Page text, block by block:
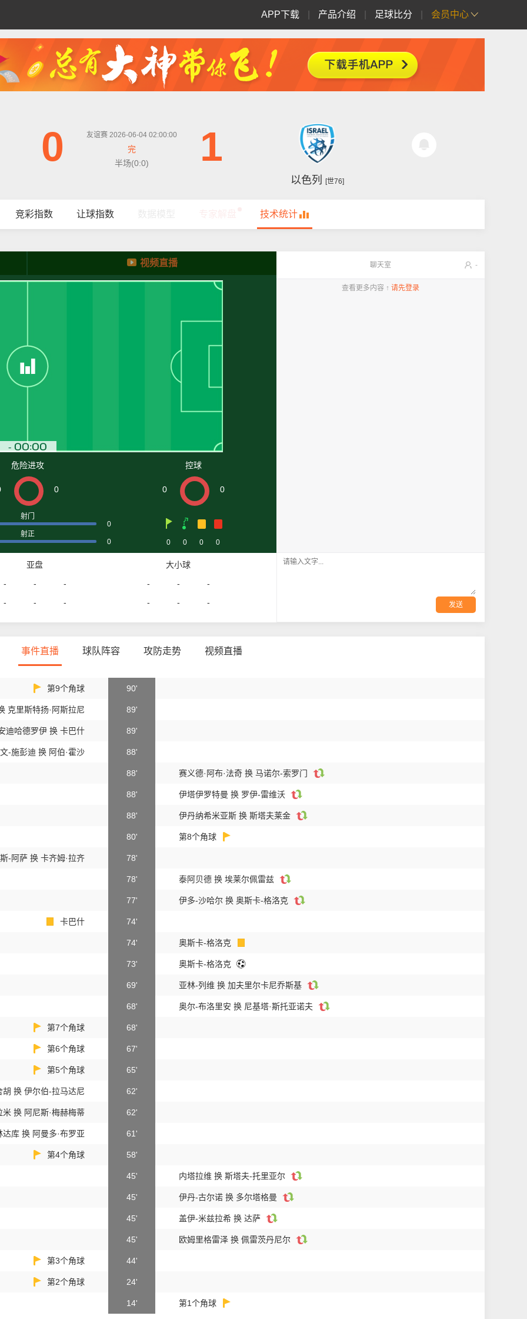
APP下载 产品介绍 足球比分 会员中心
0 1
友谊赛 2026-06-04 02:00:00
完
半场(0:0)
以色列 [世76]
竞彩指数 让球指数 技术统计
视频直播
危险进攻
0
0
射门
0
射正
控球
0 0
0 0 0 0
亚盘
-
-
-
-
- -
大小球
-
-
-
-
- -
聊天室 -
查看更多内容 ↑ 请先登录
发送
事件直播 球队阵容 攻防走势 视频直播
第9个角球 90'
克里斯特扬·阿斯拉尼 89'
迪哈德罗伊 换 卡巴什 89'
-施彭迪 换 阿伯·霍沙 88'
赛义德·阿布·法奇 换 马诺尔-索罗门
88'
伊塔伊罗特曼 换 罗伊-雷维沃
88'
伊丹纳希米亚斯 换 斯塔夫莱金
88'
第8个角球
80'
-阿萨 换 卡齐姆·拉齐 78'
泰阿贝德 换 埃莱尔佩雷兹
78'
伊多-沙哈尔 换 奥斯卡-格洛克
77'
卡巴什 74'
奥斯卡-格洛克
74'
奥斯卡-格洛克
73'
亚林-列维 换 加夫里尔卡尼乔斯基
69'
奥尔-布洛里安 换 尼基塔·斯托亚诺夫
68'
第7个角球 68'
第6个角球 67'
第5个角球 65'
换 伊尔伯-拉马达尼 62'
换 阿尼斯·梅赫梅蒂 62'
库 换 阿曼多·布罗亚 61'
第4个角球 58'
内塔拉维 换 斯塔夫-托里亚尔
45'
伊丹-古尔诺 换 多尔塔格曼
45'
盖伊-米兹拉希 换 达萨
45'
欧姆里格雷泽 换 佩雷茨丹尼尔
45'
第3个角球 44'
第2个角球 24'
第1个角球
14'